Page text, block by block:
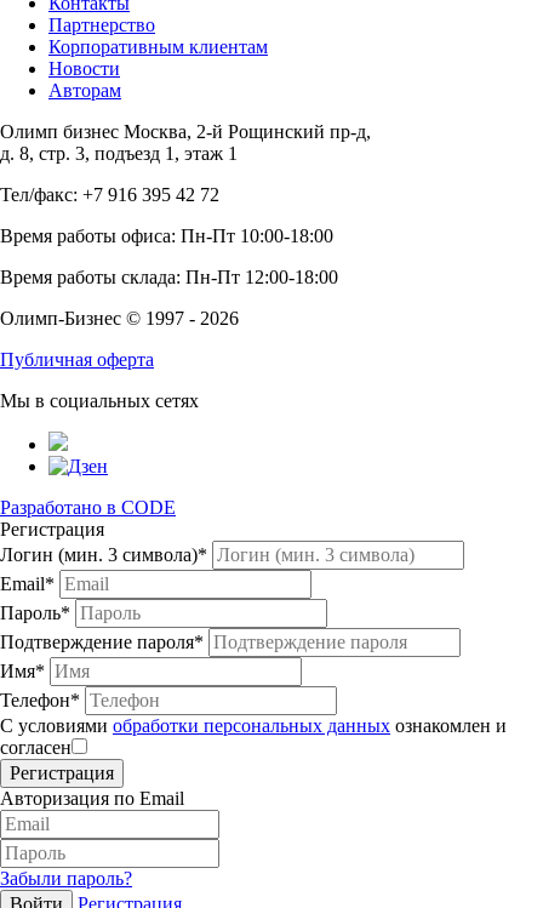
Партнерство
Корпоративным клиентам
Новости
Авторам
Олимп бизнес Москва, 2-й Рощинский пр-д,
д. 8, стр. 3, подъезд 1, этаж 1
Тел/факс: +7 916 395 42 72
Время работы офиса: Пн-Пт 10:00-18:00
Время работы склада: Пн-Пт 12:00-18:00
Олимп-Бизнес © 1997 - 2026
Публичная оферта
Мы в социальных сетях
Разработано в CODE
Регистрация
Логин (мин. 3 символа)*
Email*
Пароль*
Подтверждение пароля*
Имя*
Телефон*
С условиями обработки персональных данных ознакомлен и
согласен
Авторизация по Email
Забыли пароль?
Регистрация